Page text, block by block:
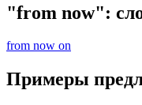
"from now":
from now on
Примеры